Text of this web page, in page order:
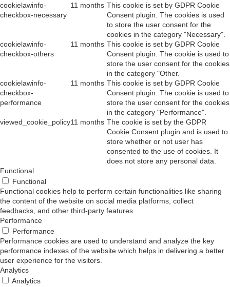
cookielawinfo-
checkbox-necessary
11 months This cookie is set by GDPR Cookie
Consent plugin. The cookies is used
to store the user consent for the
cookies in the category "Necessary".
cookielawinfo-
checkbox-others
11 months This cookie is set by GDPR Cookie
Consent plugin. The cookie is used to
store the user consent for the cookies
in the category "Other.
cookielawinfo-
checkbox-
performance
11 months This cookie is set by GDPR Cookie
Consent plugin. The cookie is used to
store the user consent for the cookies
in the category "Performance".
viewed_cookie_policy11 months The cookie is set by the GDPR
Cookie Consent plugin and is used to
store whether or not user has
consented to the use of cookies. It
does not store any personal data.
Functional
Functional
Functional cookies help to perform certain functionalities like sharing
the content of the website on social media platforms, collect
feedbacks, and other third-party features.
Performance
Performance
Performance cookies are used to understand and analyze the key
performance indexes of the website which helps in delivering a better
user experience for the visitors.
Analytics
Analytics